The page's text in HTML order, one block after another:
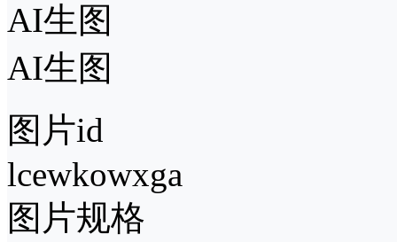
AI生图
AI生图
图片id
lcewkowxga
图片规格